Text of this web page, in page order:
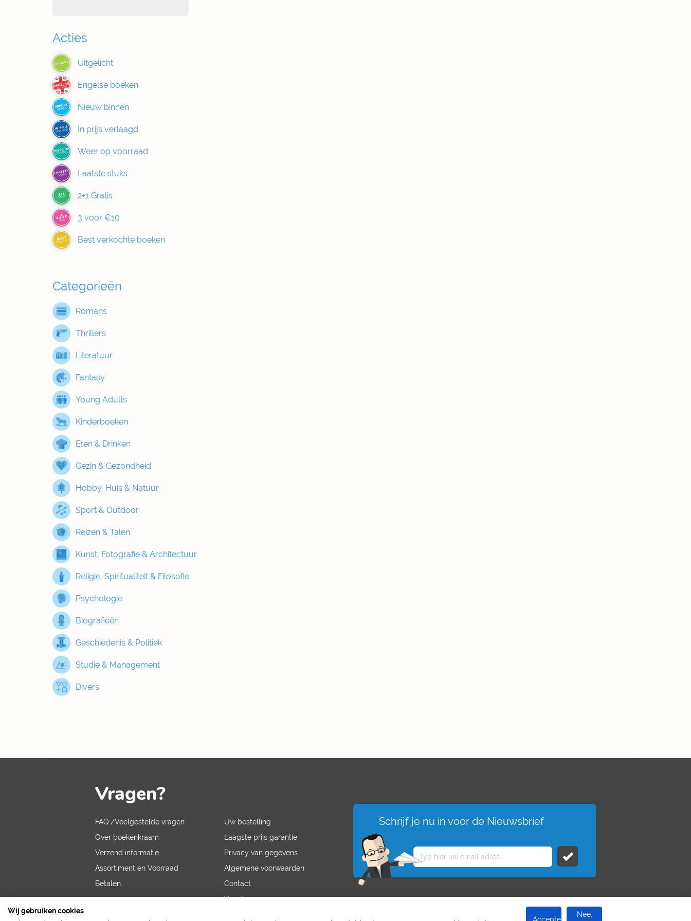
Acties
UITGELICHT Uitgelicht
ENGELSE
BOEKEN Engelse boeken
NIEUW
BINNEN Nieuw binnen
IN PRIJS
VERLAAGD In prijs verlaagd
WEER OP
VOORRAAD Weer op voorraad
LAATSTE
STUKS Laatste stuks
2+1
GRATIS 2+1 Gratis
3
VOOR
€10 3 voor €10
BEST
VERKOCHT Best verkochte boeken
Categorieën
Romans
Thrillers
Literatuur
Fantasy
Young Adults
Kinderboeken
Eten & Drinken
Gezin & Gezondheid
Hobby, Huis & Natuur
Sport & Outdoor
Reizen & Talen
Kunst, Fotografie & Architectuur
Religie, Spiritualiteit & Filosofie
Psychologie
Biografieën
Geschiedenis & Politiek
Studie & Management
Divers
Vragen?
FAQ /Veelgestelde vragen
Over boekenkraam
Verzend informatie
Assortiment en Voorraad
Betalen
Uw bestelling
Laagste prijs garantie
Privacy van gegevens
Algemene voorwaarden
Contact
Vacatures
Schrijf je nu in voor de Nieuwsbrief
Wij gebruiken cookies
Nee,